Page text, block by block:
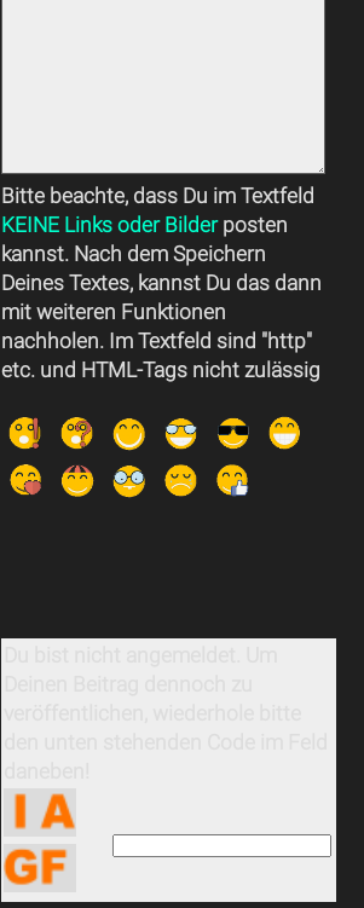
Bitte beachte, dass Du im Textfeld
KEINE Links oder Bilderposten
kannst. Nach dem Speichern
Deines Textes, kannst Du das dann
mit weiteren Funktionen
nachholen. Im Textfeld sind "http"
etc. und HTML-Tags nicht zulässig